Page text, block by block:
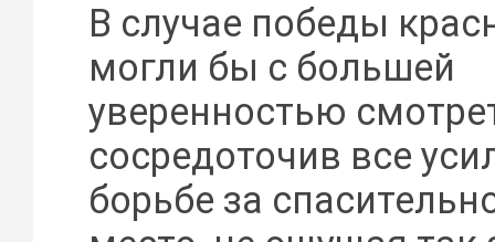
В случае победы
могли бы с большей
уверенностью
сосредоточив все
борьбе за